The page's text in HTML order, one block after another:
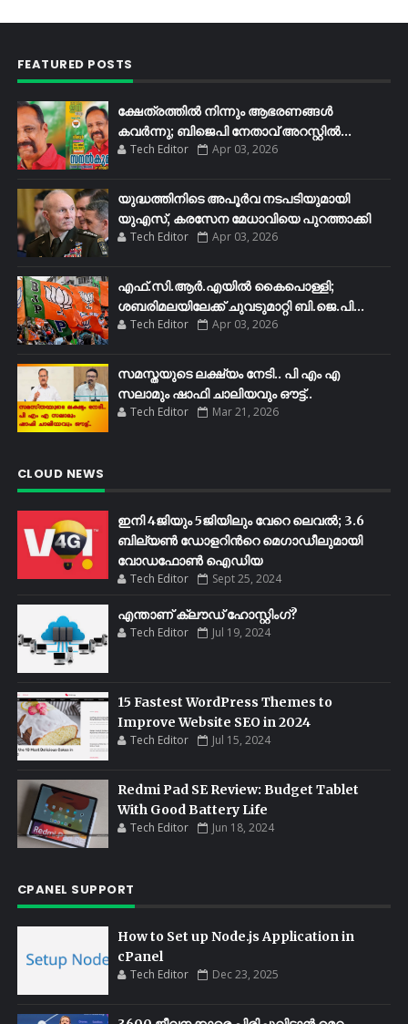
FEATURED POSTS
ക്ഷേത്രത്തിൽ നിന്നും ആഭരണങ്ങൾ
കവർന്നു; ബിജെപി നേതാവ് അറസ്റ്റിൽ...
Tech Editor Apr 03, 2026
യുദ്ധത്തിനിടെ അപൂർവ നടപടിയുമായി
യുഎസ്, കരസേന മേധാവിയെ പുറത്താക്കി
Tech Editor Apr 03, 2026
എഫ്​.സി.ആർ.എയിൽ കൈപൊള്ളി;
ശബരിമലയിലേക്ക്​ ചുവടുമാറ്റി ബി.ജെ.പി...
Tech Editor Apr 03, 2026
സമസ്തയുടെ ലക്ഷ്യം നേടി.. പി എം എ
സലാമും ഷാഫി ചാലിയവും ഔട്ട്..
Tech Editor Mar 21, 2026
CLOUD NEWS
ഇനി 4ജിയും 5ജിയിലും വേറെ ലെവൽ; 3.6
ബില്യണ്‍ ഡോളറിന്‍റെ മെഗാഡീലുമായി
വോഡഫോണ്‍ ഐഡിയ
Tech Editor Sept 25, 2024
എന്താണ് ക്ലൗഡ് ഹോസ്റ്റിംഗ്?
Tech Editor Jul 19, 2024
15 Fastest WordPress Themes to
Improve Website SEO in 2024
Tech Editor Jul 15, 2024
Redmi Pad SE Review: Budget Tablet
With Good Battery Life
Tech Editor Jun 18, 2024
CPANEL SUPPORT
How to Set up Node.js Application in
cPanel
Tech Editor Dec 23, 2025